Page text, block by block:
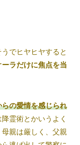
でヒヤヒヤすると
ーラだけに焦点を当
らの愛情を感じられ
霊術とかいうよく
親は厳しく、父親